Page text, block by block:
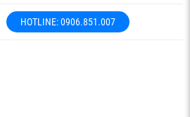
HOTLINE: 0906.851.007